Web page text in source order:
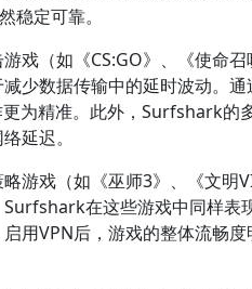
稳定可靠。
戏（如《CS:GO》、《使命
少数据传输中的延时波动。
为精准。此外，Surfshark的
延迟。
游戏（如《巫师3》、《文
在这些游戏中同样表
用VPN后，游戏的整体流畅